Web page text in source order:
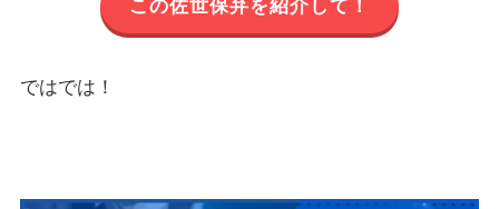
この佐世保弁を紹介して！
ではでは！